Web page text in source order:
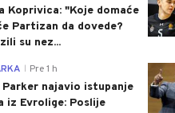
Koprivica: "Koje domaće
Partizan da dovede?
su nez...
Pre 1 h
Parker najavio istupanje
iz Evrolige: Poslije